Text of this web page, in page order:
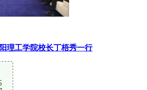
理工学院校长丁梧秀一行